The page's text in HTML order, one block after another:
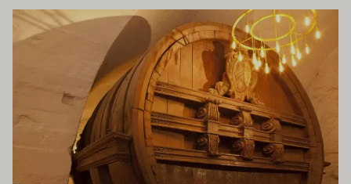
INTERESSERE DEG
Lær mer om dette